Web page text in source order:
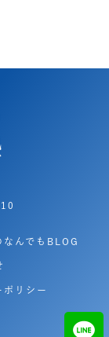
なんでもBLOG
ポリシー